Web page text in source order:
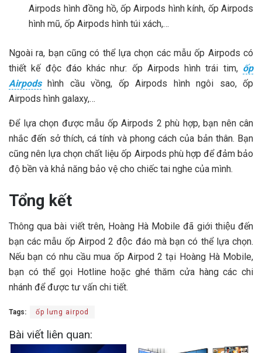
Airpods hình đồng hồ, ốp Airpods hình kính, ốp Airpods
hình mũ, ốp Airpods hình túi xách,…
Ngoài ra, bạn cũng có thể lựa chọn các mẫu ốp Airpods có
thiết kế độc đáo khác như: ốp Airpods hình trái tim, ốp
Airpodshình cầu vồng, ốp Airpods hình ngôi sao, ốp
Airpods hình galaxy,…
Để lựa chọn được mẫu ốp Airpods 2 phù hợp, bạn nên cân
nhắc đến sở thích, cá tính và phong cách của bản thân. Bạn
cũng nên lựa chọn chất liệu ốp Airpods phù hợp để đảm bảo
độ bền và khả năng bảo vệ cho chiếc tai nghe của mình.
Tổng kết
Thông qua bài viết trên, Hoàng Hà Mobile đã giới thiệu đến
bạn các mẫu ốp Airpod 2 độc đáo mà bạn có thể lựa chọn.
Nếu bạn có nhu cầu mua ốp Airpod 2 tại Hoàng Hà Mobile,
bạn có thể gọi Hotline hoặc ghé thăm cửa hàng các chi
nhánh để được tư vấn chi tiết.
Tags: ốp lưng airpod
Bài viết liên quan: